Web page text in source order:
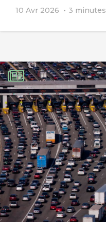
10 Avr 2026 3 minutes